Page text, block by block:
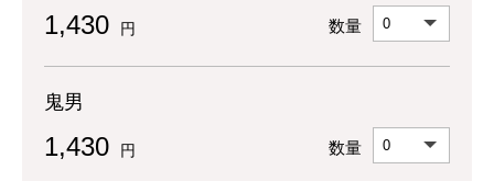
1,430 円 数量
鬼男
1,430 円 数量